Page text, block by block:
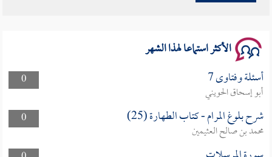
الأكثر استماعا لهذا الشهر
0 أسئلة وفتاوى 7
أبو إسحاق الحويني
0
شرح بلوغ المرام - كتاب الطهارة (25)
محمد بن صالح العثيمين